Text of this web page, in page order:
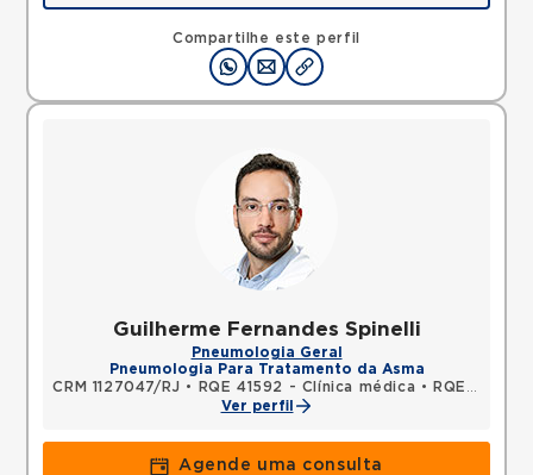
Compartilhe este perfil
Avenida Atlantica, Copacabana, Rio de Janeiro, RJ,
22070002 •Mapa
Guilherme Fernandes Spinelli
Pneumologia Geral
Pneumologia Para Tratamento da Asma
CRM 1127047/RJ • RQE 41592 - Clínica médica •
RQE 54840 - Pneumologia
Ver perfil
Agende uma consulta